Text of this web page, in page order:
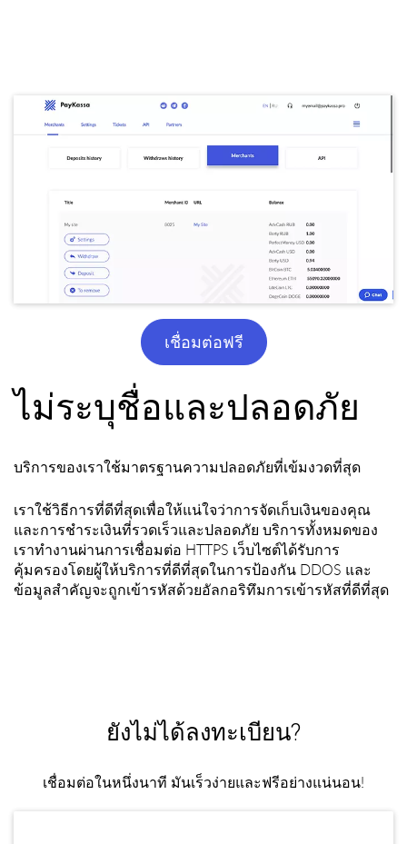
เชื่อมต่อฟรี
ไม่ระบุชื่อและปลอดภัย
บริการของเราใช้มาตรฐานความปลอดภัยที่เข้มงวดที่สุด
เราใช้วิธีการที่ดีที่สุดเพื่อให้แน่ใจว่าการจัดเก็บเงินของคุณ
และการชำระเงินที่รวดเร็วและปลอดภัย บริการทั้งหมดของ
เราทำงานผ่านการเชื่อมต่อ HTTPS เว็บไซต์ได้รับการ
คุ้มครองโดยผู้ให้บริการที่ดีที่สุดในการป้องกัน DDOS และ
ข้อมูลสำคัญจะถูกเข้ารหัสด้วยอัลกอริทึมการเข้ารหัสที่ดีที่สุด
ยังไม่ได้ลงทะเบียน?
เชื่อมต่อในหนึ่งนาที มันเร็วง่ายและฟรีอย่างแน่นอน!